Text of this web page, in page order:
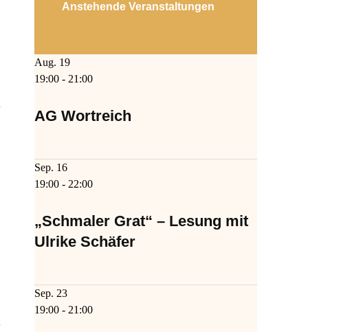
Anstehende Veranstaltungen
Aug. 19
19:00 - 21:00
AG Wortreich
Sep. 16
19:00 - 22:00
„Schmaler Grat“ – Lesung mit
Ulrike Schäfer
Sep. 23
19:00 - 21:00